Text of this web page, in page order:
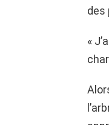
des
«